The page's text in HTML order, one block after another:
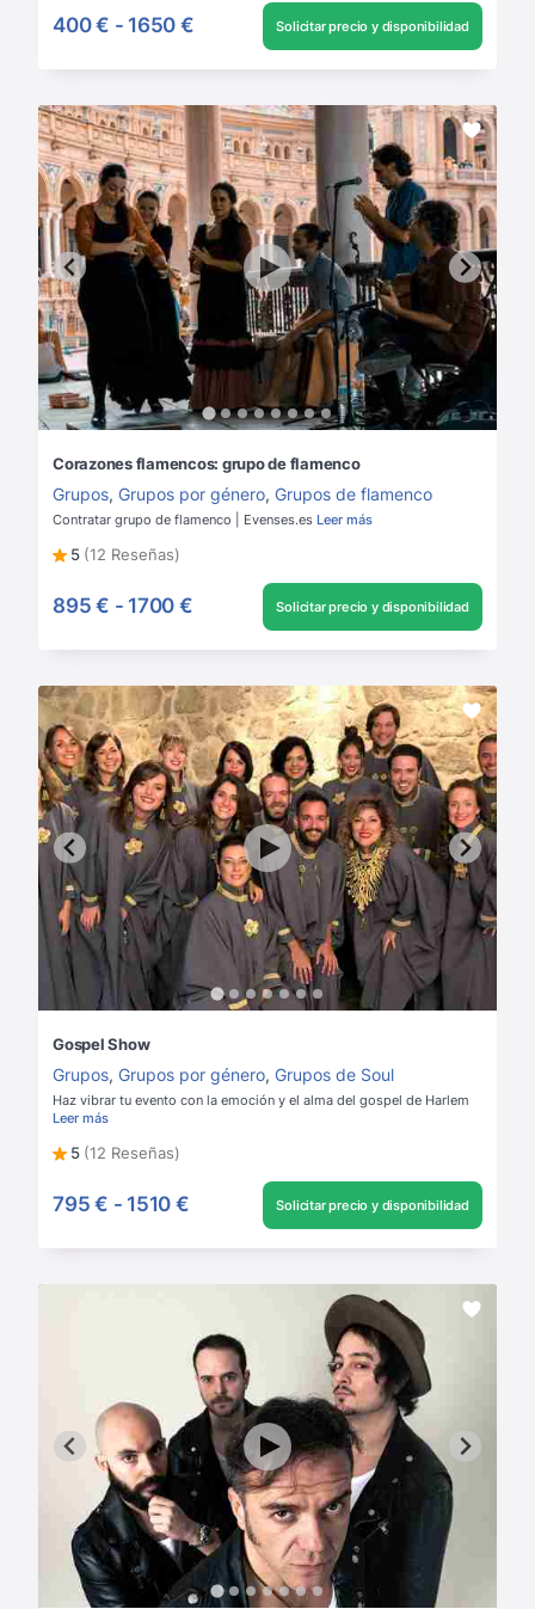
400 € - 1650 € Solicitar precio y disponibilidad
Corazones flamencos: grupo de flamenco
Grupos, Grupos por género, Grupos de flamenco
Contratar grupo de flamenco | Evenses.es Leer más
5 (12 Reseñas)
895 € - 1700 € Solicitar precio y disponibilidad
Gospel Show
Grupos, Grupos por género, Grupos de Soul
Haz vibrar tu evento con la emoción y el alma del gospel de Harlem
Leer más
5 (12 Reseñas)
795 € - 1510 € Solicitar precio y disponibilidad